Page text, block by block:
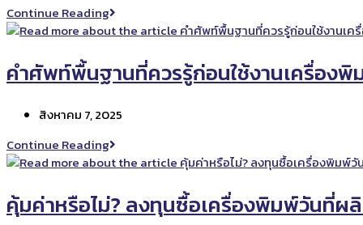
Continue Readingบรรจุ
ภัณฑ์
ไหน
ไม่
ใช้
กับ
ระบบ
พิมพ์
คำศัพท์พื้นฐานที่ควรรู้ก่อนใช้งานเครื่องพิ
Post
สิงหาคม 7, 2025
Continue Readingคำ
ศัพท์
ฐาน
ที่
คุ้มค่าหรือไม่? ลงทุนซื้อเครื่องพิมพ์วันที่ผ